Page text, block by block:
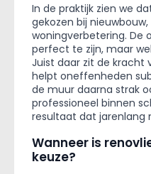
In de praktijk zien we
gekozen bij
woningverbetering. De
perfect te zijn, maar
Juist daar zit de kracht
helpt oneffenheden
de muur daarna strak
professioneel binnen
resultaat dat jarenlang
Wanneer is
keuze?